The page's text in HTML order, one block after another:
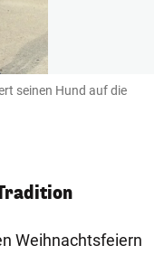
seinen Hund auf die
Weihnachtsfeiern